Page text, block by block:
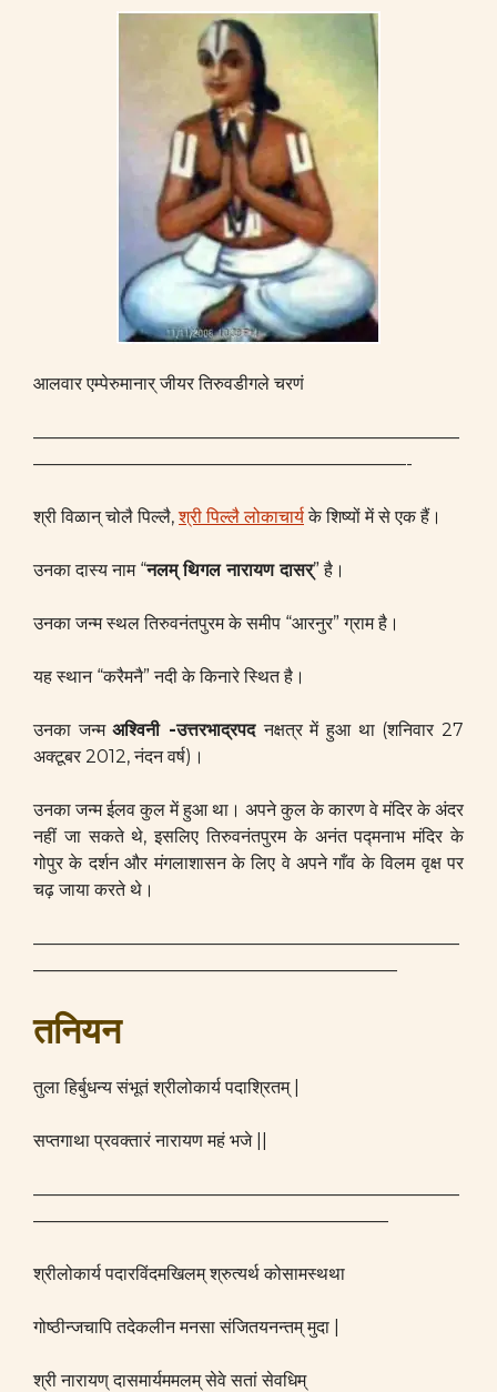
आलवार एम्पेरुमानार् जीयर तिरुवडीगले चरणं
————————————————————————
—————————————————————-
श्री विळान् चोलै पिल्लै,श्री पिल्लै लोकाचार्यके शिष्यों में से एक हैं।
उनका दास्य नाम “नलम् थिगल नारायण दासर्” है।
उनका जन्म स्थल तिरुवनंतपुरम के समीप “आरनुर” ग्राम है।
यह स्थान “करैमनै” नदी के किनारे स्थित है।
उनका जन्मअश्विनी -उत्तरभाद्रपदनक्षत्र में हुआ था (शनिवार 27
अक्टूबर 2012, नंदन वर्ष)।
उनका जन्म ईलव कुल में हुआ था। अपने कुल के कारण वे मंदिर के अंदर
नहीं जा सकते थे, इसलिए तिरुवनंतपुरम के अनंत पद्मनाभ मंदिर के
गोपुर के दर्शन और मंगलाशासन के लिए वे अपने गाँव के विलम वृक्ष पर
चढ़ जाया करते थे।
————————————————————————
————————————————————–
तनियन
तुला हिर्बुधन्य संभूतं श्रीलोकार्य पदाश्रितम् |
सप्तगाथा प्रवक्तारं नारायण महं भजे ||
————————————————————————
————————————————————
श्रीलोकार्य पदारविंदमखिलम् श्रुत्यर्थ कोसामस्थथा
गोष्ठीन्जचापि तदेकलीन मनसा संजितयनन्तम् मुदा |
श्री नारायण् दासमार्यममलम् सेवे सतां सेवधिम्